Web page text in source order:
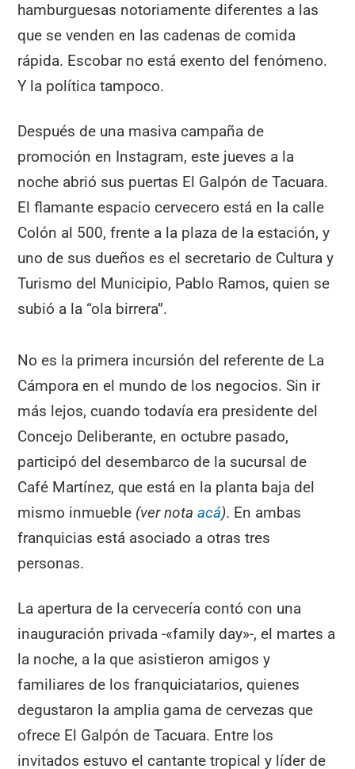
hamburguesas notoriamente diferentes a las
que se venden en las cadenas de comida
rápida. Escobar no está exento del fenómeno.
Y la política tampoco.
Después de una masiva campaña de
promoción en Instagram, este jueves a la
noche abrió sus puertas El Galpón de Tacuara.
El flamante espacio cervecero está en la calle
Colón al 500, frente a la plaza de la estación, y
uno de sus dueños es el secretario de Cultura y
Turismo del Municipio, Pablo Ramos, quien se
subió a la “ola birrera”.
No es la primera incursión del referente de La
Cámpora en el mundo de los negocios. Sin ir
más lejos, cuando todavía era presidente del
Concejo Deliberante, en octubre pasado,
participó del desembarco de la sucursal de
Café Martínez, que está en la planta baja del
mismo inmueble (ver notaacá). En ambas
franquicias está asociado a otras tres
personas.
La apertura de la cervecería contó con una
inauguración privada -«family day»-, el martes a
la noche, a la que asistieron amigos y
familiares de los franquiciatarios, quienes
degustaron la amplia gama de cervezas que
ofrece El Galpón de Tacuara. Entre los
invitados estuvo el cantante tropical y líder de